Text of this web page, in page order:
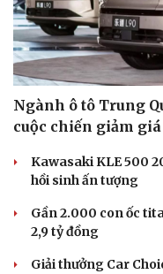
Ngành ô tô Trung
cuộc chiến giảm
Kawasaki KLE 500
hồi sinh ấn tượng
Gần 2.000 con ốc
2,9 tỷ đồng
Giải thưởng Car